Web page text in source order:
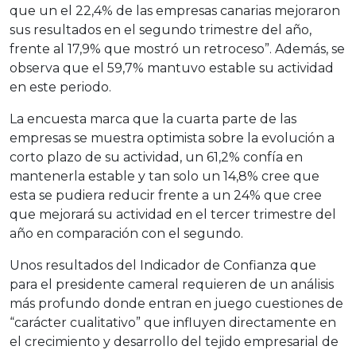
que un el 22,4% de las empresas canarias mejoraron
sus resultados en el segundo trimestre del año,
frente al 17,9% que mostró un retroceso”. Además, se
observa que el 59,7% mantuvo estable su actividad
en este periodo.
La encuesta marca que la cuarta parte de las
empresas se muestra optimista sobre la evolución a
corto plazo de su actividad, un 61,2% confía en
mantenerla estable y tan solo un 14,8% cree que
esta se pudiera reducir frente a un 24% que cree
que mejorará su actividad en el tercer trimestre del
año en comparación con el segundo.
Unos resultados del Indicador de Confianza que
para el presidente cameral requieren de un análisis
más profundo donde entran en juego cuestiones de
“carácter cualitativo” que influyen directamente en
el crecimiento y desarrollo del tejido empresarial de